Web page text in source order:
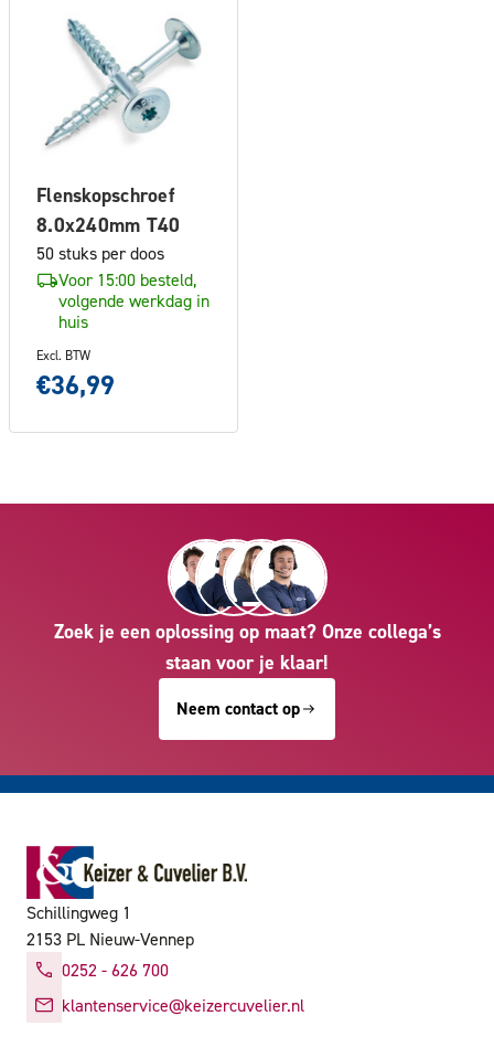
Flenskopschroef
8.0x240mm T40
50 stuks per doos
Voor 15:00 besteld,
volgende werkdag in
huis
Excl. BTW
€36,99
Zoek je een oplossing op maat? Onze collega’s
staan voor je klaar!
Neem contact op
Schillingweg 1
2153 PL Nieuw-Vennep
0252 - 626 700
klantenservice@keizercuvelier.nl